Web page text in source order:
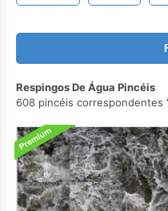
Respingos De Água Pincéis
608 pincéis correspondentes